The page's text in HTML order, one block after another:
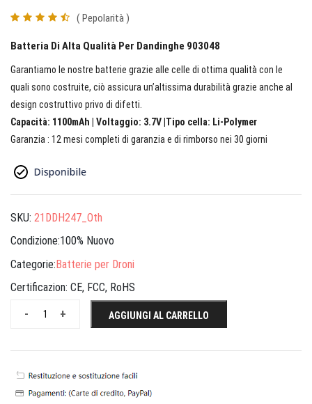
( Pepolarità )
Batteria Di Alta Qualità Per Dandinghe 903048
Garantiamo le nostre batterie grazie alle celle di ottima qualità con le
quali sono costruite, ciò assicura un’altissima durabilità grazie anche al
design costruttivo privo di difetti.
Capacità: 1100mAh | Voltaggio: 3.7V |Tipo cella: Li-Polymer
Garanzia : 12 mesi completi di garanzia e di rimborso nei 30 giorni
SKU: 21DDH247_Oth
Condizione:100% Nuovo
Categorie:Batterie per Droni
Certificazion: CE, FCC, RoHS
+
- AGGIUNGI AL CARRELLO